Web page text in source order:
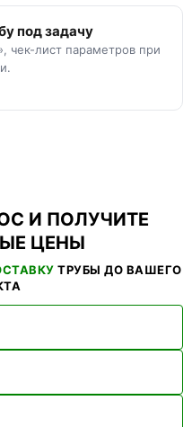
под задачу
чек-лист параметров при
И ПОЛУЧИТЕ
ЦЕНЫ
ТРУБЫ ДО ВАШЕГО